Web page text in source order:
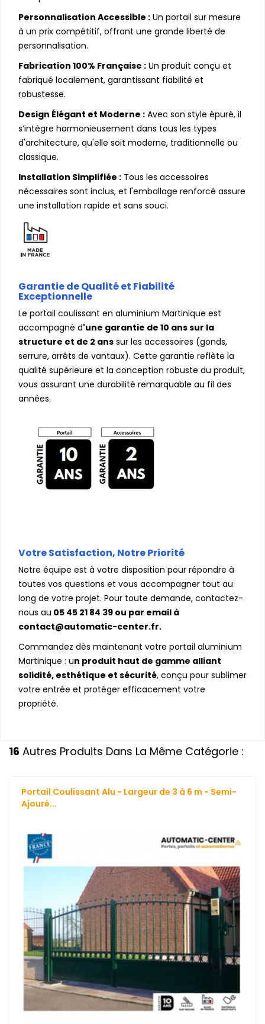
Personnalisation Accessible : Un portail sur mesure
à un prix compétitif, offrant une grande liberté de
personnalisation.
Fabrication 100% Française : Un produit conçu et
fabriqué localement, garantissant fiabilité et
robustesse.
Design Élégant et Moderne : Avec son style épuré, il
s’intègre harmonieusement dans tous les types
d'architecture, qu'elle soit moderne, traditionnelle ou
classique.
Installation Simplifiée : Tous les accessoires
nécessaires sont inclus, et l'emballage renforcé assure
une installation rapide et sans souci.
Garantie de Qualité et Fiabilité
Exceptionnelle
Le portail coulissant en aluminium Martinique est
accompagné d'une garantie de 10 ans sur la
structure et de 2 ans sur les accessoires (gonds,
serrure, arrêts de vantaux). Cette garantie reflète la
qualité supérieure et la conception robuste du produit,
vous assurant une durabilité remarquable au fil des
années.
Votre Satisfaction, Notre Priorité
Notre équipe est à votre disposition pour répondre à
toutes vos questions et vous accompagner tout au
long de votre projet. Pour toute demande, contactez-
nous au 05 45 21 84 39 ou par email à
contact@automatic-center.fr.
Commandez dès maintenant votre portail aluminium
Martinique : un produit haut de gamme alliant
solidité, esthétique et sécurité, conçu pour sublimer
votre entrée et protéger efficacement votre
propriété.
16 Autres Produits Dans La Même Catégorie :
Portail Coulissant Alu - Largeur de 3 à 6 m - Semi-
Ajouré...